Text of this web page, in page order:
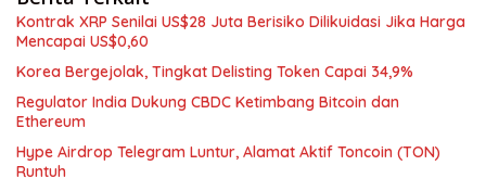
Kontrak XRP Senilai US$28 Juta Berisiko Dilikuidasi Jika Harga
Mencapai US$0,60
Korea Bergejolak, Tingkat Delisting Token Capai 34,9%
Regulator India Dukung CBDC Ketimbang Bitcoin dan
Ethereum
Hype Airdrop Telegram Luntur, Alamat Aktif Toncoin (TON)
Runtuh